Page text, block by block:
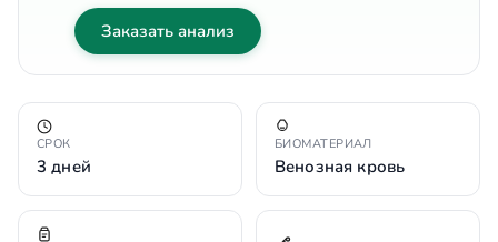
Заказать анализ
СРОК
3 дней
БИОМАТЕРИАЛ
Венозная кровь